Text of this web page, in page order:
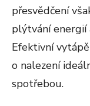
přesvědčení
plýtvání energií
Efektivní
o nalezení
spotřebou.